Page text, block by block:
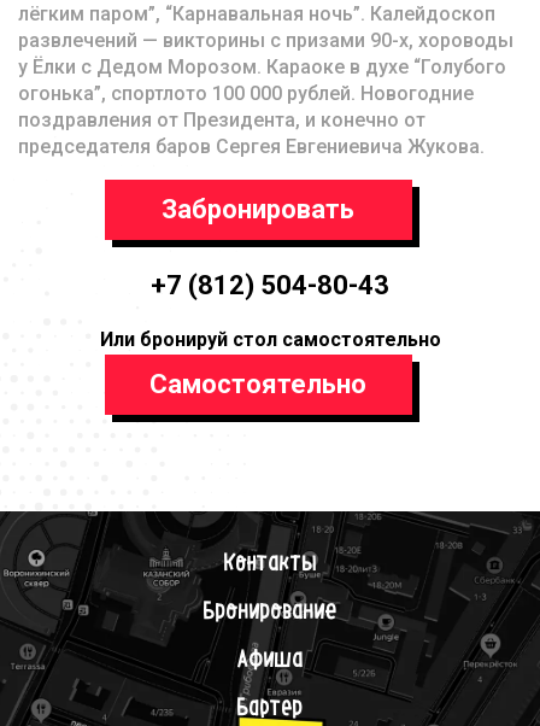
лёгким паром”, “Карнавальная ночь”. Калейдоскоп
развлечений — викторины с призами 90-х, хороводы
у Ёлки с Дедом Морозом. Караоке в духе “Голубого
огонька”, спортлото 100 000 рублей. Новогодние
поздравления от Президента, и конечно от
председателя баров Сергея Евгениевича Жукова.
Забронировать
+7 (812) 504-80-43
Или бронируй стол самостоятельно
Самостоятельно
Контакты
Бронирование
Афиша
Бартер